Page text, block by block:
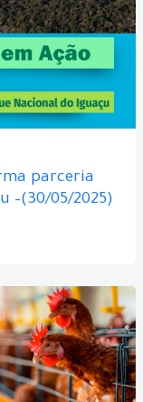
parceria
–(30/05/2025)